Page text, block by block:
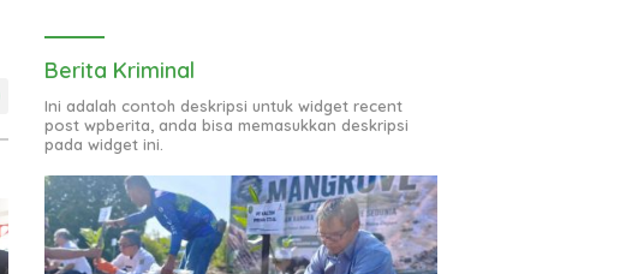
Berita Kriminal
Ini adalah contoh deskripsi untuk widget recent
post wpberita, anda bisa memasukkan deskripsi
pada widget ini.